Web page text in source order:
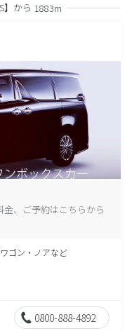
から 1883m
、ご予約はこちらから
ゴン・ノアなど
0800-888-4892